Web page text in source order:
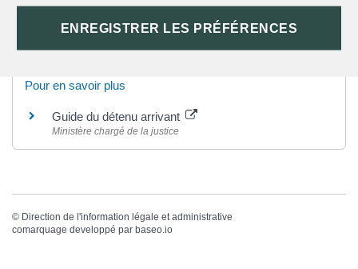
ENREGISTRER LES PRÉFÉRENCES
Justice
Pour en savoir plus
Guide du détenu arrivant
Ministère chargé de la justice
© Direction de l'information légale et administrative
comarquage developpé par baseo.io